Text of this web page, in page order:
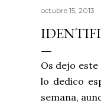
octubre 15, 2013
Os dejo
lo dedico
semana,